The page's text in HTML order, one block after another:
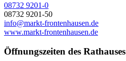
08732 9201-0
08732 9201-50
info@markt-frontenhausen.de
www.markt-frontenhausen.de
Öffnungszeiten des Rathauses